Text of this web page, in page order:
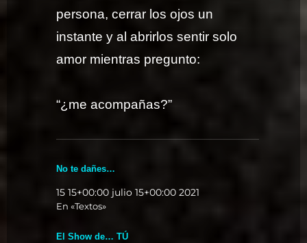
persona, cerrar los ojos un
instante y al abrirlos sentir solo
amor mientras pregunto:
“¿me acompañas?”
No te dañes…
15 15+00:00 julio 15+00:00 2021
En «Textos»
El Show de… TÚ